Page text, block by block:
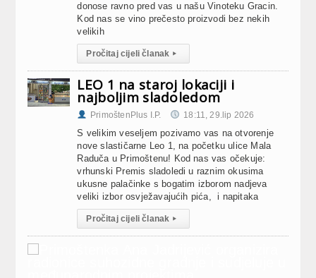
donose ravno pred vas u našu Vinoteku Gracin.
Kod nas se vino prečesto proizvodi bez nekih
velikih
Pročitaj cijeli članak ▸
LEO 1 na staroj lokaciji i
najboljim sladoledom
PrimoštenPlus I.P. 18:11, 29.lip 2026
S velikim veseljem pozivamo vas na otvorenje
nove slastičarne Leo 1, na početku ulice Mala
Raduča u Primoštenu! Kod nas vas očekuje:
vrhunski Premis sladoledi u raznim okusima
ukusne palačinke s bogatim izborom nadjeva
veliki izbor osvježavajućih pića, i napitaka
Pročitaj cijeli članak ▸